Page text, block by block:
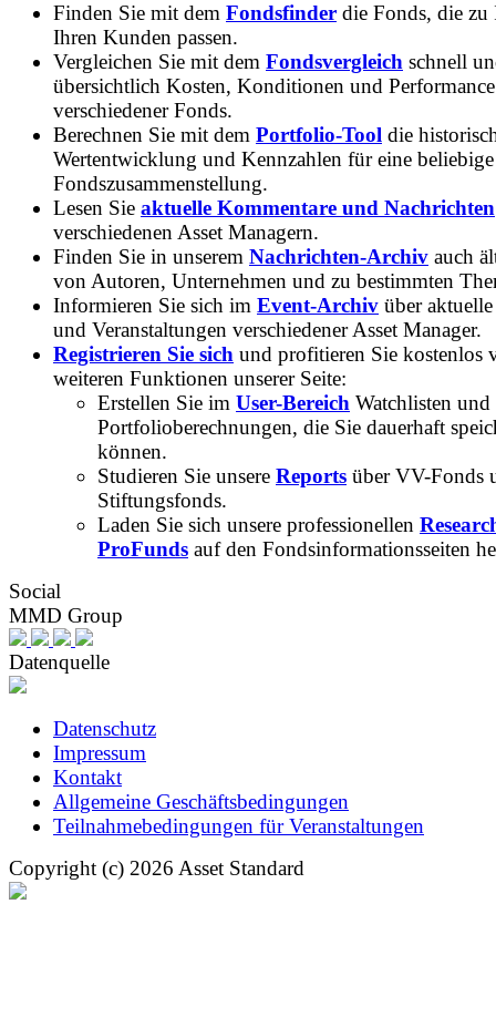
Finden Sie mit dem Fondsfinder die Fonds, die zu
Ihren Kunden passen.
Vergleichen Sie mit dem Fondsvergleich schnell
übersichtlich Kosten, Konditionen und Performance
verschiedener Fonds.
Berechnen Sie mit dem Portfolio-Tool die
Wertentwicklung und Kennzahlen für eine beliebige
Fondszusammenstellung.
Lesen Sie aktuelle Kommentare und Nachrichten
verschiedenen Asset Managern.
Finden Sie in unserem Nachrichten-Archiv auch
von Autoren, Unternehmen und zu bestimmten
Informieren Sie sich im Event-Archiv über
und Veranstaltungen verschiedener Asset Manager.
Registrieren Sie sich und profitieren Sie kostenlos
weiteren Funktionen unserer Seite:
Erstellen Sie im User-Bereich Watchlisten und
Portfolioberechnungen, die Sie dauerhaft
können.
Studieren Sie unsere Reports über VV-Fonds
Stiftungsfonds.
Laden Sie sich unsere professionellen
ProFunds auf den Fondsinformationsseiten
Social
MMD Group
Datenquelle
Datenschutz
Impressum
Kontakt
Allgemeine Geschäftsbedingungen
Teilnahmebedingungen für Veranstaltungen
Copyright (c) 2026 Asset Standard